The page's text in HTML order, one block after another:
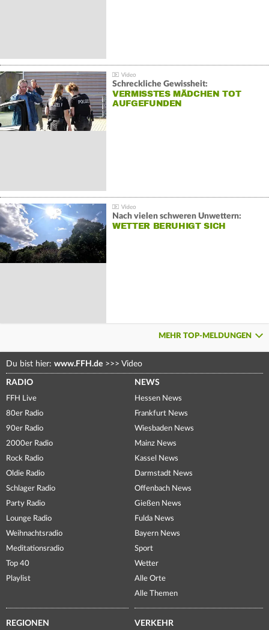
Schreckliche Gewissheit:
VERMISSTES MÄDCHEN TOT
AUFGEFUNDEN
Nach vielen schweren Unwettern:
WETTER BERUHIGT SICH
MEHR TOP-MELDUNGEN
Du bist hier: www.FFH.de >>> Video
RADIO
FFH Live
80er Radio
90er Radio
2000er Radio
Rock Radio
Oldie Radio
Schlager Radio
Party Radio
Lounge Radio
Weihnachtsradio
Meditationsradio
Top 40
Playlist
NEWS
Hessen News
Frankfurt News
Wiesbaden News
Mainz News
Kassel News
Darmstadt News
Offenbach News
Gießen News
Fulda News
Bayern News
Sport
Wetter
Alle Orte
Alle Themen
REGIONEN VERKEHR